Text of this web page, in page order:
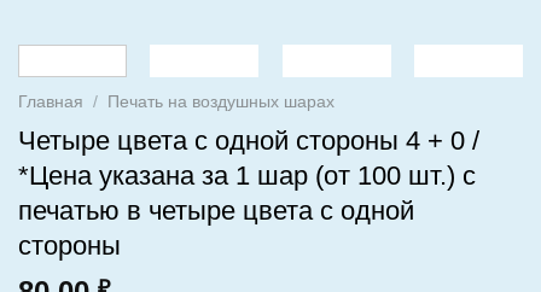
Главная / Печать на воздушных шарах
Четыре цвета с одной стороны 4 + 0 /
*Цена указана за 1 шар (от 100 шт.) с
печатью в четыре цвета с одной
стороны